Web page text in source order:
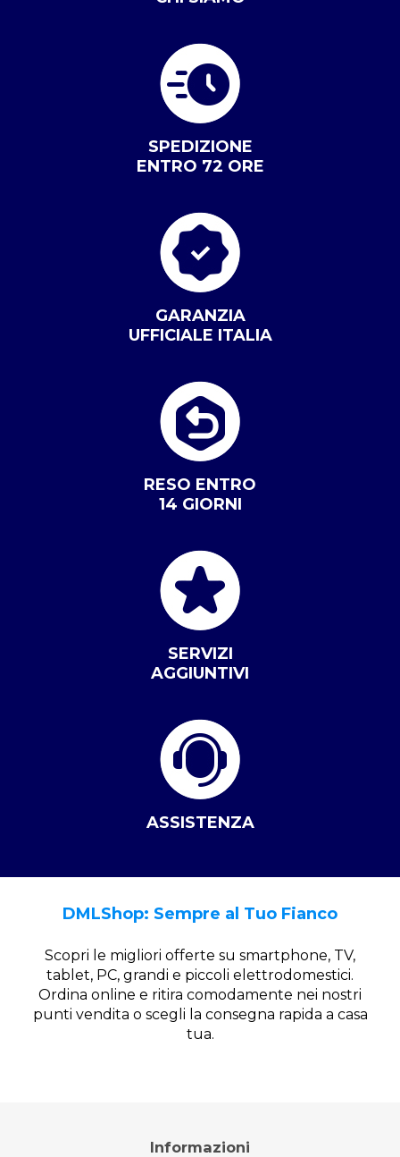
SPEDIZIONE
ENTRO 72 ORE
GARANZIA
UFFICIALE ITALIA
RESO ENTRO
14 GIORNI
SERVIZI
AGGIUNTIVI
ASSISTENZA
DMLShop: Sempre al Tuo Fianco
Scopri le migliori offerte su smartphone, TV,
tablet, PC, grandi e piccoli elettrodomestici.
Ordina online e ritira comodamente nei nostri
punti vendita o scegli la consegna rapida a casa
tua.
Informazioni